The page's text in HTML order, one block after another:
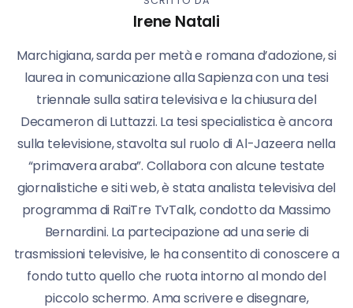
Irene Natali
Marchigiana, sarda per metà e romana d’adozione, si
laurea in comunicazione alla Sapienza con una tesi
triennale sulla satira televisiva e la chiusura del
Decameron di Luttazzi. La tesi specialistica è ancora
sulla televisione, stavolta sul ruolo di Al-Jazeera nella
“primavera araba”. Collabora con alcune testate
giornalistiche e siti web, è stata analista televisiva del
programma di RaiTre TvTalk, condotto da Massimo
Bernardini. La partecipazione ad una serie di
trasmissioni televisive, le ha consentito di conoscere a
fondo tutto quello che ruota intorno al mondo del
piccolo schermo. Ama scrivere e disegnare,